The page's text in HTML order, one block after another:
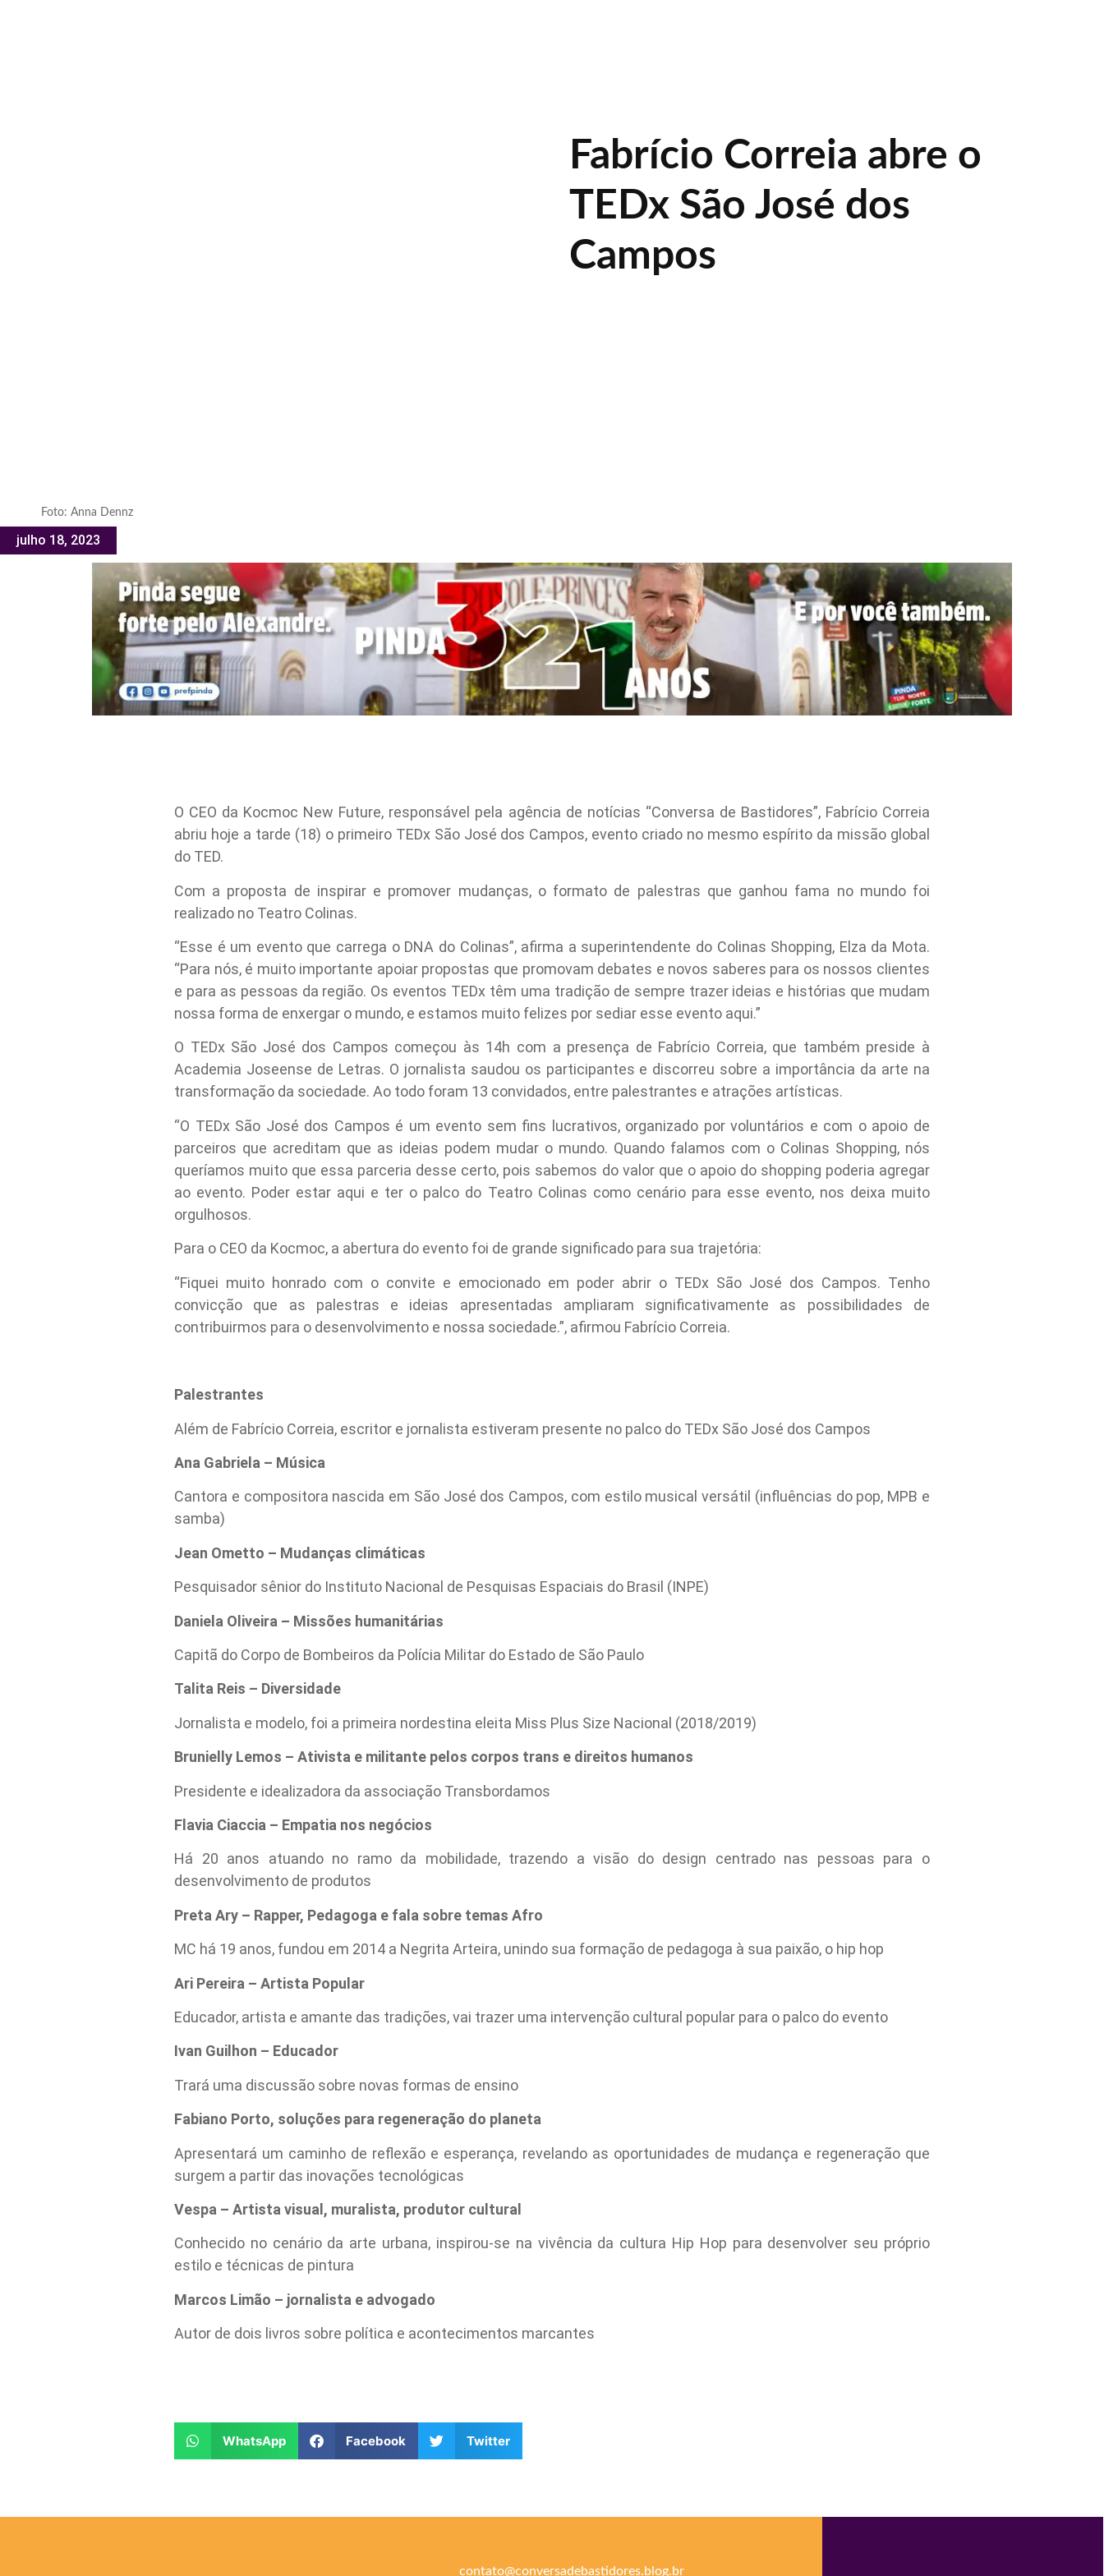
Foto: Anna Dennz
julho 18, 2023
Fabrício Correia abre o
TEDx São José dos
Campos
O CEO da Kocmoc New Future, responsável pela agência de notícias “Conversa de Bastidores”, Fabrício Correia
abriu hoje a tarde (18) o primeiro TEDx São José dos Campos, evento criado no mesmo espírito da missão global
do TED.
Com a proposta de inspirar e promover mudanças, o formato de palestras que ganhou fama no mundo foi
realizado no Teatro Colinas.
“Esse é um evento que carrega o DNA do Colinas”, afirma a superintendente do Colinas Shopping, Elza da Mota.
“Para nós, é muito importante apoiar propostas que promovam debates e novos saberes para os nossos clientes
e para as pessoas da região. Os eventos TEDx têm uma tradição de sempre trazer ideias e histórias que mudam
nossa forma de enxergar o mundo, e estamos muito felizes por sediar esse evento aqui.”
O TEDx São José dos Campos começou às 14h com a presença de Fabrício Correia, que também preside à
Academia Joseense de Letras. O jornalista saudou os participantes e discorreu sobre a importância da arte na
transformação da sociedade. Ao todo foram 13 convidados, entre palestrantes e atrações artísticas.
“O TEDx São José dos Campos é um evento sem fins lucrativos, organizado por voluntários e com o apoio de
parceiros que acreditam que as ideias podem mudar o mundo. Quando falamos com o Colinas Shopping, nós
queríamos muito que essa parceria desse certo, pois sabemos do valor que o apoio do shopping poderia agregar
ao evento. Poder estar aqui e ter o palco do Teatro Colinas como cenário para esse evento, nos deixa muito
orgulhosos.
Para o CEO da Kocmoc, a abertura do evento foi de grande significado para sua trajetória:
“Fiquei muito honrado com o convite e emocionado em poder abrir o TEDx São José dos Campos. Tenho
convicção que as palestras e ideias apresentadas ampliaram significativamente as possibilidades de
contribuirmos para o desenvolvimento e nossa sociedade.”, afirmou Fabrício Correia.
Palestrantes
Além de Fabrício Correia, escritor e jornalista estiveram presente no palco do TEDx São José dos Campos
Ana Gabriela – Música
Cantora e compositora nascida em São José dos Campos, com estilo musical versátil (influências do pop, MPB e
samba)
Jean Ometto – Mudanças climáticas
Pesquisador sênior do Instituto Nacional de Pesquisas Espaciais do Brasil (INPE)
Daniela Oliveira – Missões humanitárias
Capitã do Corpo de Bombeiros da Polícia Militar do Estado de São Paulo
Talita Reis – Diversidade
Jornalista e modelo, foi a primeira nordestina eleita Miss Plus Size Nacional (2018/2019)
Brunielly Lemos – Ativista e militante pelos corpos trans e direitos humanos
Presidente e idealizadora da associação Transbordamos
Flavia Ciaccia – Empatia nos negócios
Há 20 anos atuando no ramo da mobilidade, trazendo a visão do design centrado nas pessoas para o
desenvolvimento de produtos
Preta Ary – Rapper, Pedagoga e fala sobre temas Afro
MC há 19 anos, fundou em 2014 a Negrita Arteira, unindo sua formação de pedagoga à sua paixão, o hip hop
Ari Pereira – Artista Popular
Educador, artista e amante das tradições, vai trazer uma intervenção cultural popular para o palco do evento
Ivan Guilhon – Educador
Trará uma discussão sobre novas formas de ensino
Fabiano Porto, soluções para regeneração do planeta
Apresentará um caminho de reflexão e esperança, revelando as oportunidades de mudança e regeneração que
surgem a partir das inovações tecnológicas
Vespa – Artista visual, muralista, produtor cultural
Conhecido no cenário da arte urbana, inspirou-se na vivência da cultura Hip Hop para desenvolver seu próprio
estilo e técnicas de pintura
Marcos Limão – jornalista e advogado
Autor de dois livros sobre política e acontecimentos marcantes
WhatsApp Facebook Twitter
contato@conversadebastidores.blog.br